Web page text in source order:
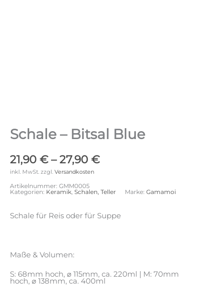
Schale – Bitsal Blue
21,90 €–27,90 €
inkl. MwSt. zzgl. Versandkosten
Artikelnummer: GMM0005
Kategorien: Keramik Schalen, Teller Marke: Gamamoi
Schale für Reis oder für Suppe
Maße & Volumen:
S: 68mm hoch, ⌀ 115mm, ca. 220ml | M: 70mm
hoch, ⌀ 138mm, ca. 400ml